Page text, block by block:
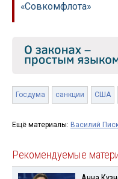
«Совкомфлота»
Госдума санкции США
Ещё материалы: Василий
Рекомендуемые